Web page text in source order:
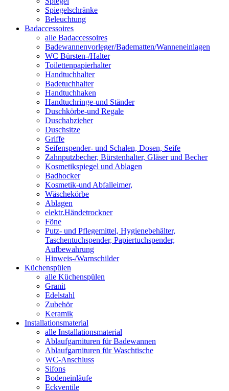
Spiegelschränke
Beleuchtung
Badaccessoires
alle Badaccessoires
Badewannenvorleger/Badematten/Wanneneinlagen
WC Bürsten-/Halter
Toilettenpapierhalter
Handtuchhalter
Badetuchhalter
Handtuchhaken
Handtuchringe-und Ständer
Duschkörbe-und Regale
Duschabzieher
Duschsitze
Griffe
Seifenspender- und Schalen, Dosen, Seife
Zahnputzbecher, Bürstenhalter, Gläser und Becher
Kosmetikspiegel und Ablagen
Badhocker
Kosmetik-und Abfalleimer,
Wäschekörbe
Ablagen
elektr.Händetrockner
Föne
Putz- und Pflegemittel, Hygienebehälter,
Taschentuchspender, Papiertuchspender,
Aufbewahrung
Hinweis-/Warnschilder
Küchenspülen
alle Küchenspülen
Granit
Edelstahl
Zubehör
Keramik
Installationsmaterial
alle Installationsmaterial
Ablaufgarnituren für Badewannen
Ablaufgarnituren für Waschtische
WC-Anschluss
Sifons
Bodeneinläufe
Eckventile